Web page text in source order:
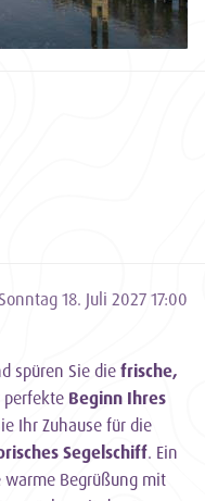
18. Juli 2027 17:00
spüren Sie die frische,
perfekte Beginn Ihres
Ihr Zuhause für die
Segelschiff. Ein
Begrüßung mit